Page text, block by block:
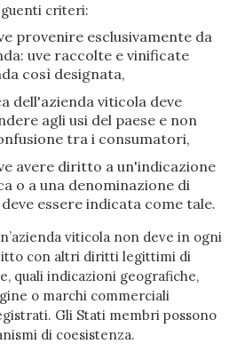
criteri:
provenire esclusivamente da
uve raccolte e vinificate
così designata,
dell'azienda viticola deve
agli usi del paese e non
tra i consumatori,
avere diritto a un'indicazione
o a una denominazione di
essere indicata come tale.
viticola non deve in ogni
con altri diritti legittimi di
quali indicazioni geografiche,
o marchi commerciali
Gli Stati membri possono
di coesistenza.